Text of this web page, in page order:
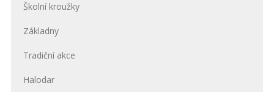
Školní kroužky
Základny
Tradiční akce
Halodar